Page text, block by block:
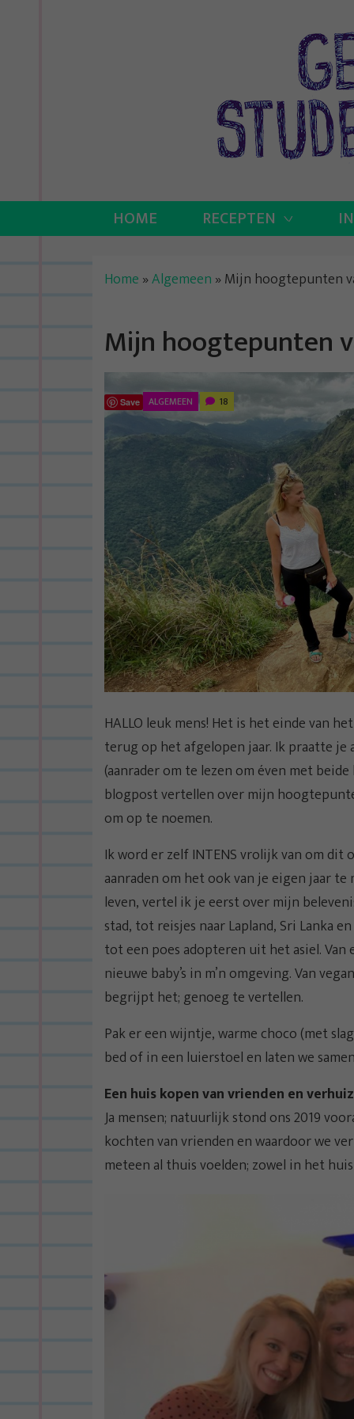
HOME RECEPTEN
Home »Algemeen » Mijn hoogtepunten
Mijn hoogtepunten
Save ALGEMEEN 18
HALLO leuk mens! Het is het einde van
terug op het afgelopen jaar. Ik praatte
(aanrader om te lezen om éven met
blogpost vertellen over mijn
om op te noemen.
Ik word er zelf INTENS vrolijk van om
aanraden om het ook van je eigen jaar
leven, vertel ik je eerst over mijn
stad, tot reisjes naar Lapland, Sri Lanka
tot een poes adopteren uit het asiel.
nieuwe baby’s in m’n omgeving. Van
begrijpt het; genoeg te vertellen.
Pak er een wijntje, warme choco (met
bed of in een luierstoel en laten we
Een huis kopen van vrienden en
Ja mensen; natuurlijk stond ons 2019
kochten van vrienden en waardoor we
meteen al thuis voelden; zowel in het